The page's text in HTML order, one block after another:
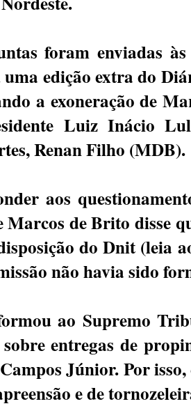
foram enviadas
edição extra do
a exoneração de
Luiz Inácio
Renan Filho (MDB).
aos
Marcos de Brito disse
do Dnit (leia
não havia sido
ao Supremo
entregas de
Júnior. Por
e de